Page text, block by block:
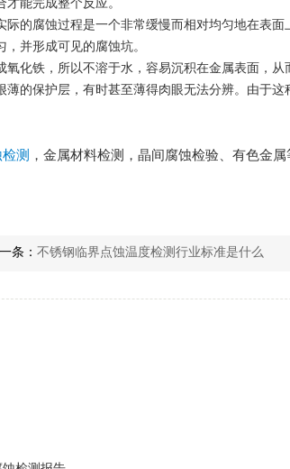
能完成整个反应。
的腐蚀过程是一个非常缓慢而相对均匀地在表面
并形成可见的腐蚀坑。
化铁，所以不溶于水，容易沉积在金属表面，从
的保护层，有时甚至薄得肉眼无法分辨。由于这
测
，金属材料检测，晶间腐蚀检验、有色金
条： 不锈钢临界点蚀温度检测行业标准是什么